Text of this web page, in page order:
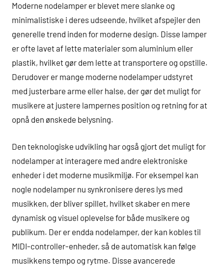
Moderne nodelamper er blevet mere slanke og
minimalistiske i deres udseende, hvilket afspejler den
generelle trend inden for moderne design. Disse lamper
er ofte lavet af lette materialer som aluminium eller
plastik, hvilket gør dem lette at transportere og opstille.
Derudover er mange moderne nodelamper udstyret
med justerbare arme eller halse, der gør det muligt for
musikere at justere lampernes position og retning for at
opnå den ønskede belysning.
Den teknologiske udvikling har også gjort det muligt for
nodelamper at interagere med andre elektroniske
enheder i det moderne musikmiljø. For eksempel kan
nogle nodelamper nu synkronisere deres lys med
musikken, der bliver spillet, hvilket skaber en mere
dynamisk og visuel oplevelse for både musikere og
publikum. Der er endda nodelamper, der kan kobles til
MIDI-controller-enheder, så de automatisk kan følge
musikkens tempo og rytme. Disse avancerede